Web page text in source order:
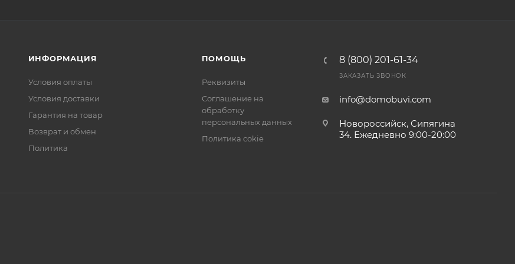
ИНФОРМАЦИЯ
Условия оплаты
Условия доставки
Гарантия на товар
Возврат и обмен
Политика
ПОМОЩЬ
Реквизиты
Соглашение на
обработку
персональных данных
Политика cokie
8 (800) 201-61-34
ЗАКАЗАТЬ ЗВОНОК
info@domobuvi.com
Новороссийск, Сипягина
34. Ежедневно 9:00-20:00